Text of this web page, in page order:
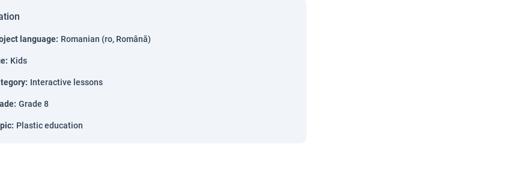
language: Romanian (ro, Română)
: Kids
: Interactive lessons
: Grade 8
: Plastic education